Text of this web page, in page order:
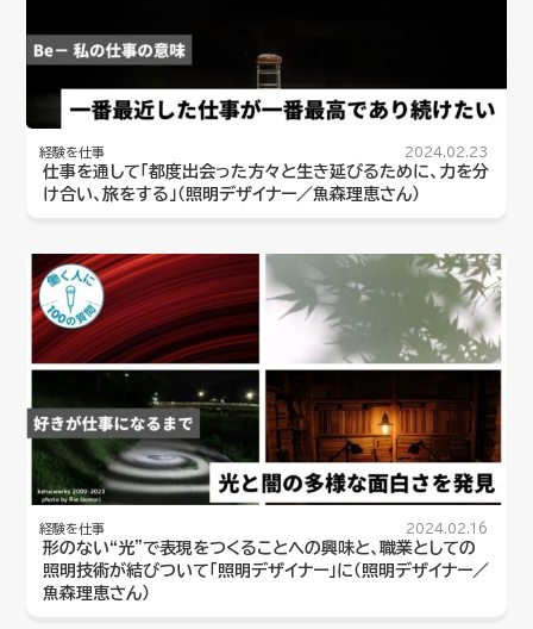
経験を仕事 2024.02.23
仕事を通して「都度出会った方々と生き延びるために、力を分
け合い、旅をする」（照明デザイナー／魚森理恵さん）
経験を仕事 2024.02.16
形のない“光”で表現をつくることへの興味と、職業としての
照明技術が結びついて「照明デザイナー」に（照明デザイナー／
魚森理恵さん）